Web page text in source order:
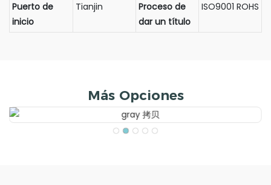
Puerto de
inicio
Tianjin
Proceso de
dar un título
ISO9001 ROHS
Más Opciones